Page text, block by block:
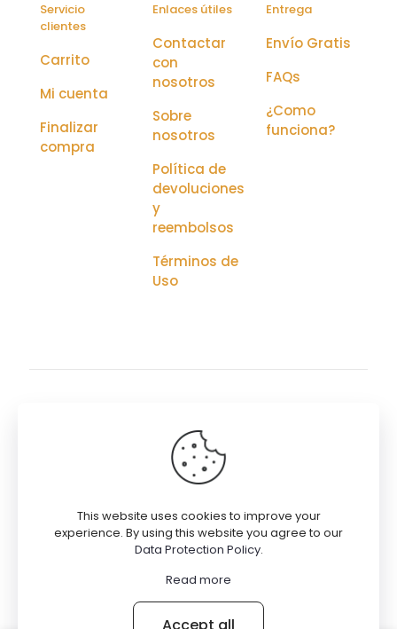
Servicio
clientes
Carrito
Mi cuenta
Finalizar
compra
Enlaces útiles
Contactar
con
nosotros
Sobre
nosotros
Política de
devoluciones
y
reembolsos
Términos de
Uso
Entrega
Envío Gratis
FAQs
¿Como
funciona?
DESIGN221
Términos de Uso
Política de Privacidad
This website uses cookies to improve your
experience. By using this website you agree to our
Data Protection Policy.
Read more